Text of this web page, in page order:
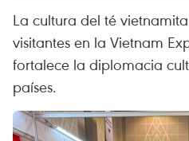
La cultura del té
visitantes en la Vietnam
fortalece la diplomacia
países.